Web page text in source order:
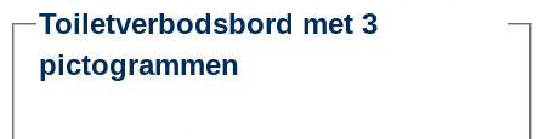
Toiletverbodsbord met 3
pictogrammen